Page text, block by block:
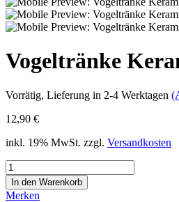
Vogeltränke
Vorrätig, Lieferung in 2-4 Werktagen
12,90 €
inkl. 19% MwSt. zzgl. Versandkosten
Merken